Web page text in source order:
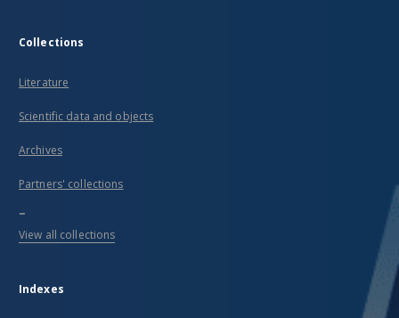
Collections
Literature
Scientific data and objects
Archives
Partners' collections
...
View all collections
Indexes